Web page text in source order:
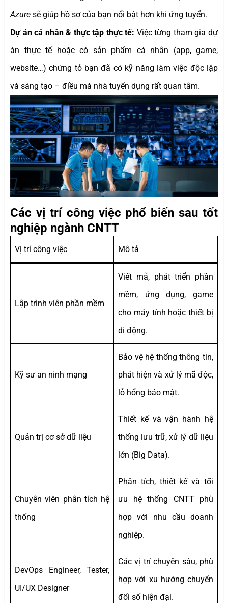
Azure sẽ giúp hồ sơ của bạn nổi bật hơn khi ứng tuyển.
Dự án cá nhân & thực tập thực tế: Việc từng tham gia dự
án thực tế hoặc có sản phẩm cá nhân (app, game,
website…) chứng tỏ bạn đã có kỹ năng làm việc độc lập
và sáng tạo – điều mà nhà tuyển dụng rất quan tâm.
Các vị trí công việc phổ biến sau tốt
nghiệp ngành CNTT
Vị trí công việc Mô tả
Lập trình viên phần mềm
Viết mã, phát triển phần
mềm, ứng dụng, game
cho máy tính hoặc thiết bị
di động.
Kỹ sư an ninh mạng
Bảo vệ hệ thống thông tin,
phát hiện và xử lý mã độc,
lỗ hổng bảo mật.
Quản trị cơ sở dữ liệu
Thiết kế và vận hành hệ
thống lưu trữ, xử lý dữ liệu
lớn (Big Data).
Chuyên viên phân tích hệ
thống
Phân tích, thiết kế và tối
ưu hệ thống CNTT phù
hợp với nhu cầu doanh
nghiệp.
DevOps Engineer, Tester,
UI/UX Designer
Các vị trí chuyên sâu, phù
hợp với xu hướng chuyển
đổi số hiện đại.